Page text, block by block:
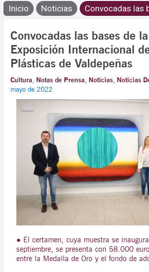
Inicio Noticias Convocadas las
Convocadas las bases de
Exposición Internacional
Plásticas de Valdepeñas
Cultura, Notas de Prensa, Noticias, Noticias
mayo de 2022
● El certamen, cuya muestra se
septiembre, se presenta con 58.000
entre la Medalla de Oro y el fondo de